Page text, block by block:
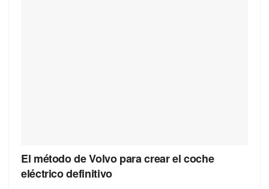
El método de Volvo para crear el coche
eléctrico definitivo